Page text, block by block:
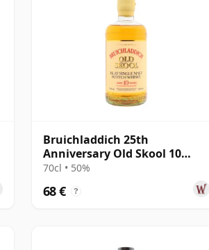
Bruichladdich 25th
Anniversary Old Skool 10
años
70cl • 50%
68 € ?